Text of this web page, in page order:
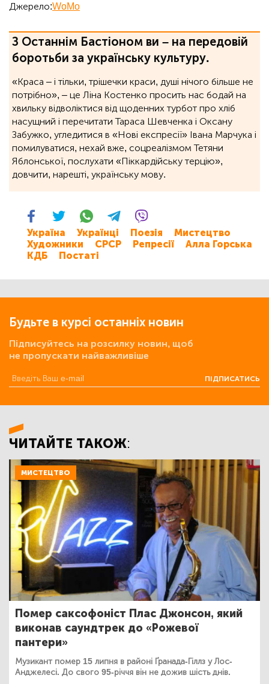
Джерело:WoMo
З Останнім Бастіоном ви – на передовій
боротьби за українську культуру.
«Краса – і тільки, трішечки краси, душі нічого більше не
потрібно», ‒ це Ліна Костенко просить нас бодай на
хвильку відволіктися від щоденних турбот про хліб
насущний і перечитати Тараса Шевченка і Оксану
Забужко, угледитися в «Нові експресії» Івана Марчука і
помилуватися, нехай вже, соцреалізмом Тетяни
Яблонської, послухати «Піккардійську терцію»,
довчити, нарешті, українську мову.
Україна Українці Поезія
Мистецтво
Художники
СРСР Репресії
Алла Горська
КДБ
Постаті
Будьте в курсі останніх новин
Підписуйтесь на розсилку новин, щоб
не пропускати найважливіше
ПІДПИСАТИСЬ
ЧИТАЙТЕ ТАКОЖ:
МИСТЕЦТВО
Помер саксофоніст Плас Джонсон, який
виконав саундтрек до «Рожевої
пантери»
Музикант помер 15 липня в районі Ґранада-Гіллз у Лос-
Анджелесі. До свого 95-річчя він не дожив шість днів.